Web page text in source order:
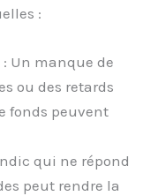
:
: Un manque de
ou des retards
fonds peuvent
qui ne répond
peut rendre la